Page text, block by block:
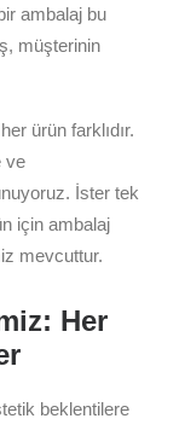
ambalaj bu
müşterinin
ürün farklıdır.
ve
İster tek
için ambalaj
mevcuttur.
Her
beklentilere